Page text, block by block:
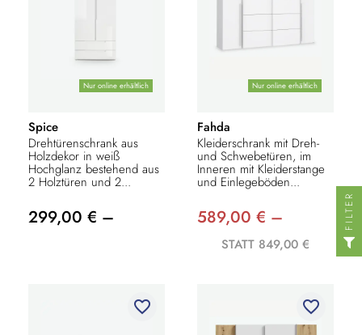
Nur online erhältlich
Spice
Drehtürenschrank aus
Holzdekor in weiß
Hochglanz bestehend aus
2 Holztüren und 2...
299,00 € –
Nur online erhältlich
Fahda
Kleiderschrank mit Dreh-
und Schwebetüren, im
Inneren mit Kleiderstange
und Einlegeböden...
589,00 € –
STATT 849,00 €
favorite_border favorite_border
FILTER